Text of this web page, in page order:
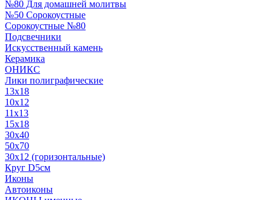
№80 Для домашней молитвы
№50 Сорокоустные
Сорокоустные №80
Подсвечники
Искусственный камень
Керамика
ОНИКС
Лики полиграфические
13x18
10x12
11х13
15х18
30x40
50x70
30x12 (горизонтальные)
Круг D5см
Иконы
Автоиконы